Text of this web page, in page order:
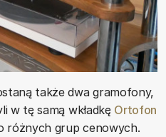
także dwa gramofony,
w tę samą wkładkę Ortofon
różnych grup cenowych.